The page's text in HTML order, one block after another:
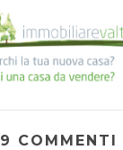
9 COMMENTI